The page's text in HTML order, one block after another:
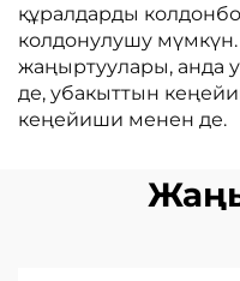
құралдарды
колдонулушу
жаңыртуулары, анда
де, убакыттын
кеңейиши менен де.